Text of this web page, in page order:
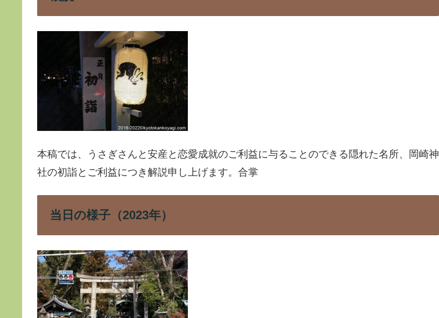
本稿では、うさぎさんと安産と恋愛成就のご利益に与ることのできる隠れた名所、岡崎神
社の初詣とご利益につき解説申し上げます。合掌
当日の様子（2023年）